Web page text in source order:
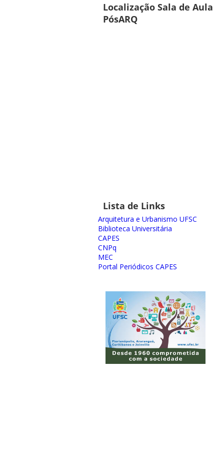
Localização Sala de Aula
PósARQ
Lista de Links
Arquitetura e Urbanismo UFSC
Biblioteca Universitária
CAPES
CNPq
MEC
Portal Periódicos CAPES